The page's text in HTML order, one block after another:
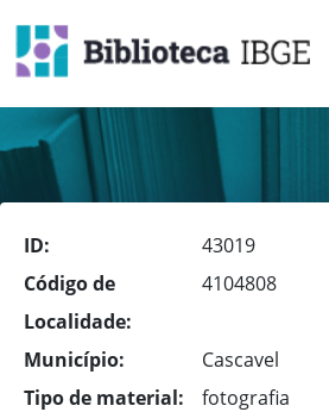
ID:
43019
Código de
Localidade:
4104808
Município:
Cascavel
Tipo de material:
fotografia